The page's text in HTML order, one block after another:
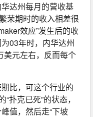
达州每月的营收基
荣期时的收入相差很
效应”发生后的收
03年时，内华达州
美元左右，反而每个
比，可这个行业的
扑克已死”的状态，
值，然后走“下坡